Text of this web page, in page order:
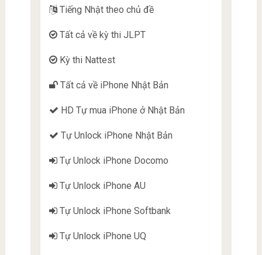
Tiếng Nhật theo chủ đề
Tất cả về kỳ thi JLPT
Kỳ thi Nattest
Tất cả về iPhone Nhật Bản
HD Tự mua iPhone ở Nhật Bản
Tự Unlock iPhone Nhật Bản
Tự Unlock iPhone Docomo
Tự Unlock iPhone AU
Tự Unlock iPhone Softbank
Tự Unlock iPhone UQ